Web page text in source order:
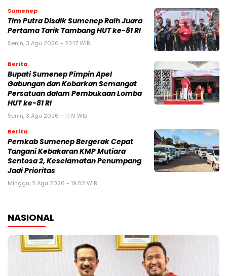
Sumenep
Tim Putra Disdik Sumenep Raih Juara
Pertama Tarik Tambang HUT ke-81 RI
Senin, 3 Agu 2026 - 23:17 WIB
Berita
Bupati Sumenep Pimpin Apel
Gabungan dan Kobarkan Semangat
Persatuan dalam Pembukaan Lomba
HUT ke-81 RI
Senin, 3 Agu 2026 - 11:19 WIB
Berita
Pemkab Sumenep Bergerak Cepat
Tangani Kebakaran KMP Mutiara
Sentosa 2, Keselamatan Penumpang
Jadi Prioritas
Minggu, 2 Agu 2026 - 19:02 WIB
NASIONAL